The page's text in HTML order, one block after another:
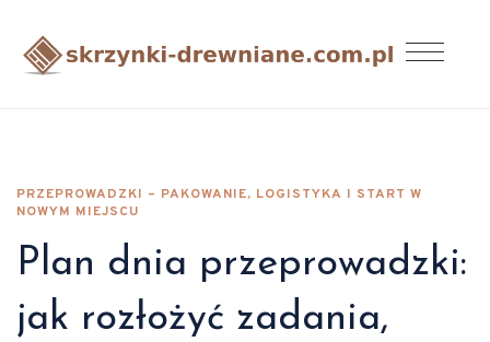
PRZEPROWADZKI – PAKOWANIE, LOGISTYKA I START W
NOWYM MIEJSCU
Plan dnia przeprowadzki:
jak rozłożyć zadania,